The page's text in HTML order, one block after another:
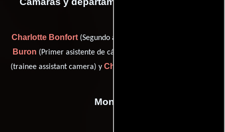
Charlotte Bonfort(Segundo asistente de cámara),
Buron (Primer asistente de cámara),
(trainee assistant camera) y Christophe Sournac
Montaje